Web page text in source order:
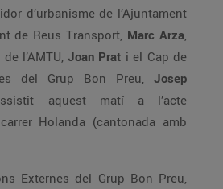
d’urbanisme de l’Ajuntament
de Reus Transport, Marc Arza,
l’AMTU, Joan Prat i el Cap de
del Grup Bon Preu, Josep
aquest matí a l’acte
Holanda (cantonada amb
Externes del Grup Bon Preu,